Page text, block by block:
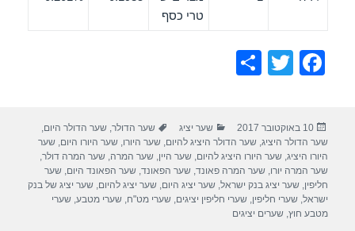
טרי כסף
F
e
b
o
o
T
er
e
פורסם
בתאריך
10 באוקטובר 2017 קטגוריות
שער יציג תגיות
שער הדולר,שער הדולר היום,
שער הדולר היציג,שער הדולר היציג להיום,שער היורו,שער היורו היום,שער
היורו היציג,שער היורו היציג להיום,שער היין,שער המרה,שער המרה דולר,
שער המרה יורו,שער המרה פאונד,שער הפאונד,שער הפאונד היום,שער
חליפין,שער יציג בנק ישראל,שער יציג היום,שער יציג להיום,שער יציג של בנק
ישראל,שערי חליפין,שערי חליפין יציגים,שערי מט"ח,שערי מטבע,שערי
מטבע חוץ,שערים יציגים